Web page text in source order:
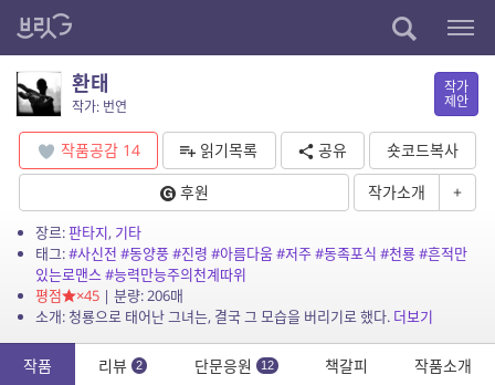
환태
작가: 번연
작가
제안
작품공감 14 읽기목록 공유
숏코드복사
후원
작가소개 +
장르:판타지, 기타
태그:#사신전 #동양풍#진령 #아름다움#저주#동족포식 #천룡#흔적만
있는로맨스#능력만능주의천계따위
평점
×45| 분량: 206매
소개: 청룡으로 태어난 그녀는, 결국 그 모습을 버리기로 했다. 더보기
작품 리뷰 2 단문응원 12 책갈피 작품소개